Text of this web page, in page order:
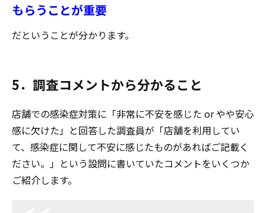
もらうことが重要
だということが分かります。
5．調査コメントから分かること
店舗での感染症対策に「非常に不安を感じた or やや安心
感に欠けた」と回答した調査員が「店舗を利用してい
て、感染症に関して不安に感じたものがあればご記載く
ださい。」という設問に書いていたコメントをいくつか
ご紹介します。